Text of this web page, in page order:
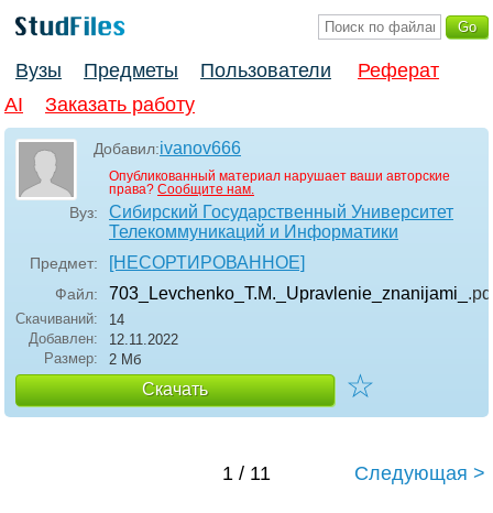
Вузы Предметы Пользователи
Реферат
AI
Заказать работу
Добавил:ivanov666
Опубликованный материал нарушает ваши авторские
права? Сообщите нам.
Вуз:
Сибирский Государственный Университет
Телекоммуникаций и Информатики
Предмет: [НЕСОРТИРОВАННОЕ]
Файл: 703_Levchenko_T.M._Upravlenie_znanijami_
Скачиваний:
14
Добавлен:
12.11.2022
Размер:
2 Мб
Скачать ☆
1 / 11 Следующая >